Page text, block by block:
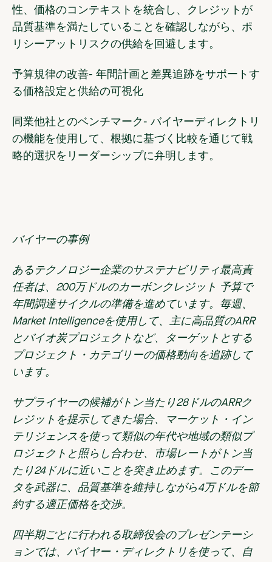
性、価格のコンテキストを統合し、クレジットが
品質基準を満たしていることを確認しながら、ポ
リシーアットリスクの供給を回避します。
予算規律の改善- 年間計画と差異追跡をサポートす
る価格設定と供給の可視化
同業他社とのベンチマーク - バイヤーディレクトリ
の機能を使用して、根拠に基づく比較を通じて戦
略的選択をリーダーシップに弁明します。
バイヤーの事例
あるテクノロジー企業のサステナビリティ最高責
任者は、200万ドルのカーボンクレジット 予算で
年間調達サイクルの準備を進めています。毎週、
Market Intelligenceを使用して、主に高品質のARR
とバイオ炭プロジェクトなど、ターゲットとする
プロジェクト・カテゴリーの価格動向を追跡して
います。
サプライヤーの候補がトン当たり28ドルのARRク
レジットを提示してきた場合、マーケット・イン
テリジェンスを使って類似の年代や地域の類似プ
ロジェクトと照らし合わせ、市場レートがトン当
たり24ドルに近いことを突き止めます。このデー
タを武器に、品質基準を維持しながら4万ドルを節
約する適正価格を交渉。
四半期ごとに行われる取締役会のプレゼンテーシ
ョンでは、バイヤー・ディレクトリを使って、自